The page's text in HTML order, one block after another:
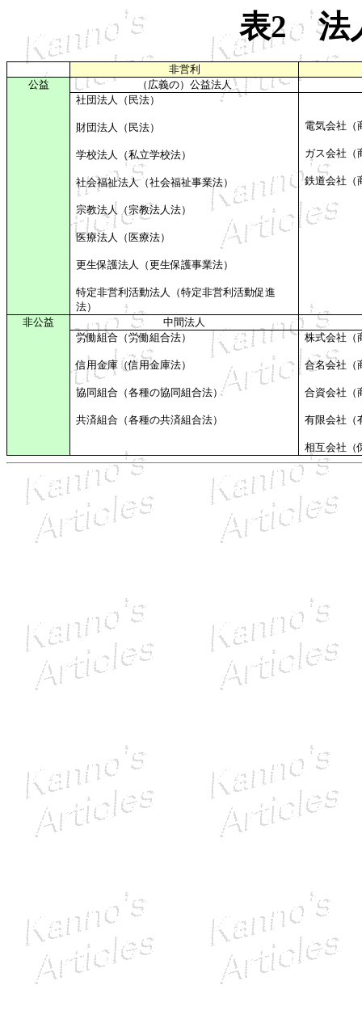
表2 法
非営利
公益
（広義の）公益法人
社団法人（民法）
財団法人（民法）
学校法人（私立学校法）
社会福祉法人（社会福祉事業法）
宗教法人（宗教法人法）
医療法人（医療法）
更生保護法人（更生保護事業法）
特定非営利活動法人（特定非営利活動促進
法）
電気会社（
ガス会社（
鉄道会社（
非公益
中間法人
労働組合（労働組合法）
信用金庫（信用金庫法）
協同組合（各種の協同組合法）
共済組合（各種の共済組合法）
株式会社（
合名会社（
合資会社（
有限会社（
相互会社（